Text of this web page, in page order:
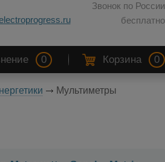
Звонок по России
бесплатно
0 Корзина 0
Мультиметры